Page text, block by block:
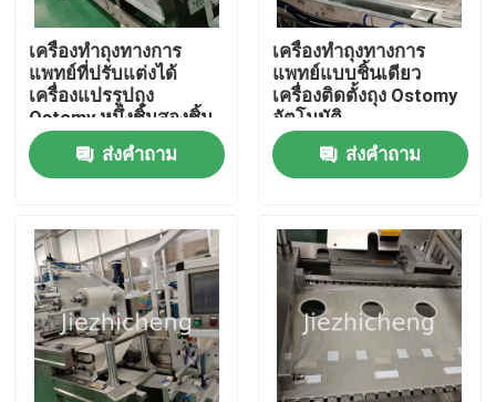
ทัวร์โรงงาน
การควบคุมคุณภาพ
ติดต่อเรา
ขอทุน
เครื่องบรรจุภัณฑ์อุปกรณ์การแพทย์
เครื่องทำอุปกรณ์การแพทย์
เครื่องทำถุงทางการ
แพทย์ที่ปรับแต่งได้
เครื่องแปรรูปถุง
Ostomy หนึ่งชิ้นสองชิ้น
ส่งคำถาม
เครื่องทำถุงทางการ
แพทย์แบบชิ้นเดียว
เครื่องติดตั้งถุง Ostomy
อัตโนมัติ
ส่งคำถาม